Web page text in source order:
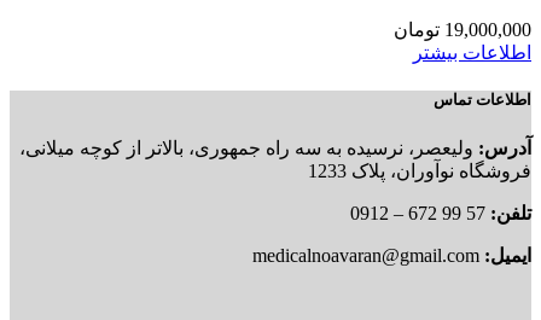
19,000,000 تومان
اطلاعات بیشتر
اطلاعات تماس
آدرس: ولیعصر، نرسیده به سه راه جمهوری، بالاتر از کوچه میلانی،
فروشگاه نوآوران، پلاک 1233
تلفن: 57 99 672 – 0912
ایمیل: